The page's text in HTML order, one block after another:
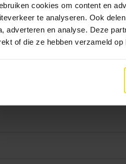
cookies om content en
te analyseren. Ook
adverteren en analyse. Deze
of die ze hebben verzameld